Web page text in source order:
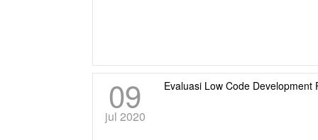
09
jul 2020
Evaluasi Low Code Development